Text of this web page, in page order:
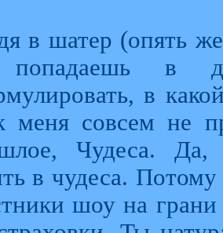
в шатер (опять
в
в
меня совсем не
Чудеса.
в чудеса.
шоу на